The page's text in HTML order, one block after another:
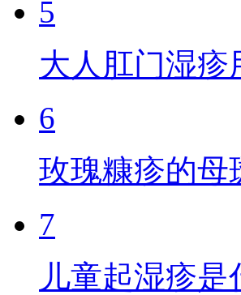
5
大人肛门湿疹
6
玫瑰糠疹的母
7
儿童起湿疹